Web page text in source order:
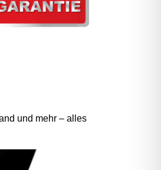
und mehr – alles